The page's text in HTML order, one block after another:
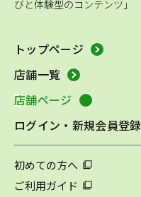
びと体験型のコンテンツ」
トップページ
店舗一覧
店舗ページ
ログイン・新規会員登録
初めての方へ
ご利用ガイド